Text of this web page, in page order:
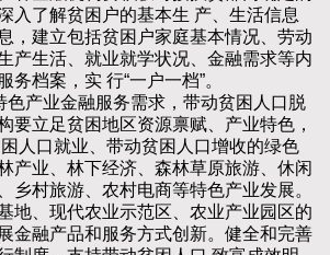
入了解贫困户的基本生 产、生活信息
，建立包括贫困户家庭基本情况、劳动
产生活、就业就学状况、金融需求等内
务档案，实 行“一户一档”。
产业金融服务需求，带动贫困人口脱
要立足贫困地区资源禀赋、产业特色，
人口就业、带动贫困人口增收的绿色
产业、林下经济、森林草原旅游、休闲
乡村旅游、农村电商等特色产业发展。
地、现代农业示范区、农业产业园区的
金融产品和服务方式创新。健全和完善